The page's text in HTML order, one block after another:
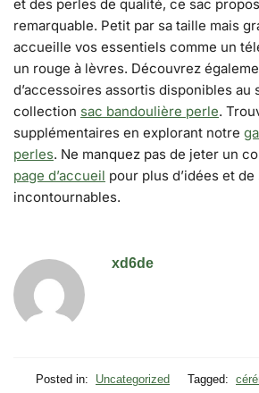
et des perles de qualité, ce sac
remarquable. Petit par sa taille mais
accueille vos essentiels comme un
un rouge à lèvres. Découvrez
d’accessoires assortis disponibles au
collection sac bandoulière perle.
supplémentaires en explorant notre
perles. Ne manquez pas de jeter un
page d’accueil pour plus d’idées et
incontournables.
xd6de
Posted in: Uncategorized Tagged: